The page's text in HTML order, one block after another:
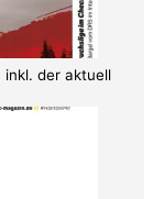
inkl. der aktuell